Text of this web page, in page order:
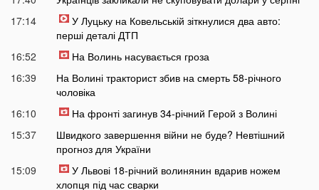
17:14
У Луцьку на Ковельській зіткнулися два авто:
перші деталі ДТП
16:52
На Волинь насувається гроза
16:39
На Волині тракторист збив на смерть 58-річного
чоловіка
16:10
На фронті загинув 34-річний Герой з Волині
15:37
Швидкого завершення війни не буде? Невтішний
прогноз для України
15:09
У Львові 18-річний волинянин вдарив ножем
хлопця під час сварки